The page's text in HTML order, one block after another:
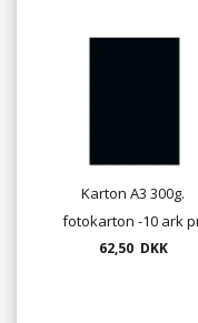
Karton A3 300g.
fotokarton -10 ark
pose
62,50 DKK